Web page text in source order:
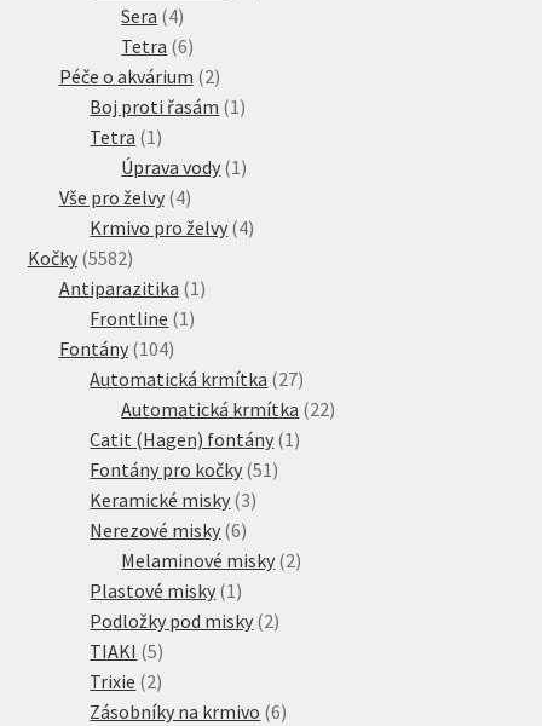
Sera 44
produkty
Tetra 66
produktů
Péče o akvárium 22
produkty
Boj proti řasám 1 1
Tetra 1 1
produkt
Úprava vody 1 1
Vše pro želvy 44
produkty
Krmivo pro želvy 44
Kočky 55825582
produktů
Antiparazitika 1 1
Frontline 1 1
Fontány 104104
produktů
Automatická krmítka 2727
produktů
Automatická krmítka 2222
Catit (Hagen) fontány 1 1
Fontány pro kočky 51 51
Keramické misky 33
Nerezové misky 66
produktů
Melaminové misky 22
Plastové misky 1 1
produkt
Podložky pod misky 22
TIAKI 55
produktů
Trixie 22
produkty
Zásobníky na krmivo 66